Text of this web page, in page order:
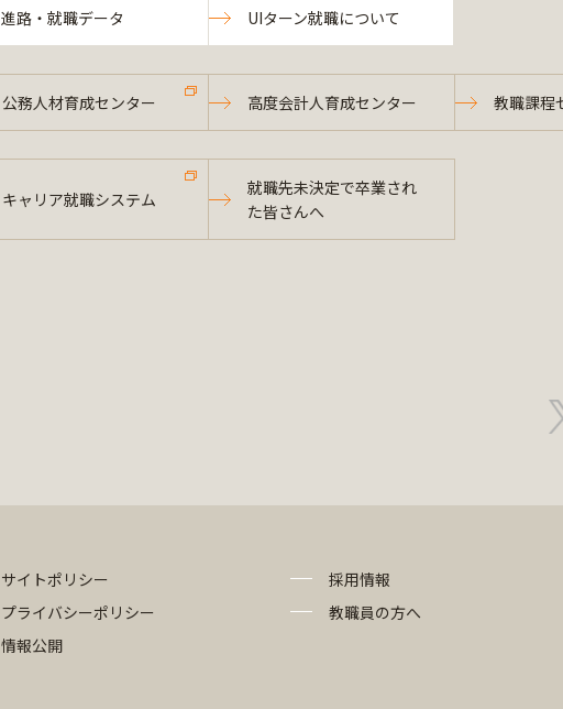
進路・就職データ UIターン就職について
公務人材育成センター 高度会計人育成センター 教職課程
キャリア就職システム
就職先未決定で卒業され
た皆さんへ
サイトポリシー
プライバシーポリシー
情報公開
採用情報
教職員の方へ